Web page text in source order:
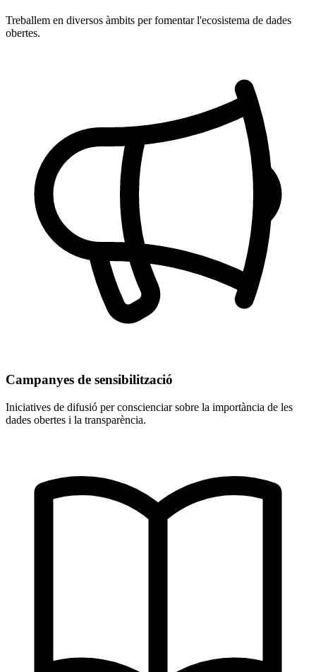
Treballem en diversos àmbits per fomentar l'ecosistema de dades
obertes.
Campanyes de sensibilització
Iniciatives de difusió per conscienciar sobre la importància de les
dades obertes i la transparència.